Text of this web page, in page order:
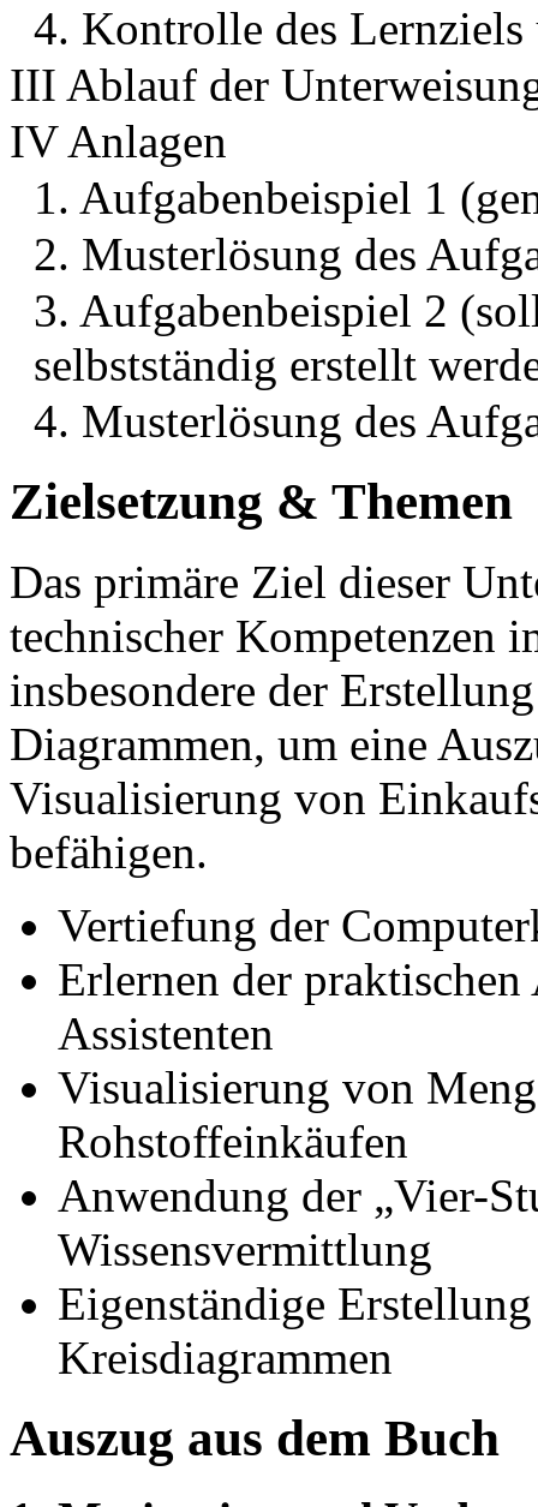
4. Kontrolle des
III Ablauf der
IV Anlagen
1. Aufgabenbeispiel 1
2. Musterlösung des
3. Aufgabenbeispiel 2
selbstständig erstellt
4. Musterlösung des
Zielsetzung & Themen
Das primäre Ziel dieser
technischer Kompetenzen
insbesondere der
Diagrammen, um eine
Visualisierung von
befähigen.
Vertiefung der
Erlernen der
Assistenten
Visualisierung von
Rohstoffeinkäufen
Anwendung der „Vier-
Wissensvermittlung
Eigenständige
Kreisdiagrammen
Auszug aus dem Buch